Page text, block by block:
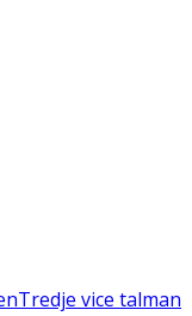
Tredje vice talman